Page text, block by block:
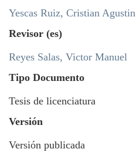
Yescas Ruiz, Cristian Agustin
Revisor (es)
Reyes Salas, Victor Manuel
Tipo Documento
Tesis de licenciatura
Versión
Versión publicada